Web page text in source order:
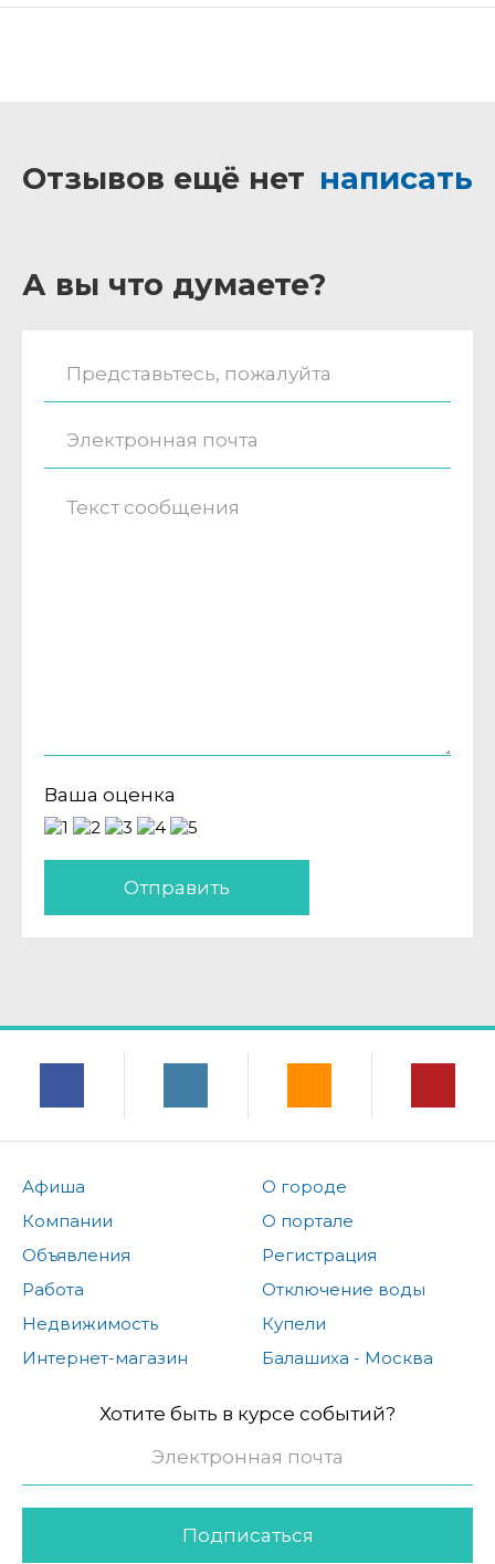
Отзывов ещё нет написать
А вы что думаете?
Ваша оценка
Отправить
Афиша
Компании
Объявления
Работа
Недвижимость
Интернет-магазин
О городе
О портале
Регистрация
Отключение воды
Купели
Балашиха - Москва
Хотите быть в курсе событий?
Подписаться